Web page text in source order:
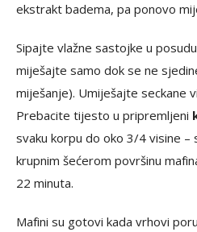
ekstrakt badema, pa ponovo
Sipajte vlažne sastojke u
miješajte samo dok se ne
miješanje). Umiješajte seckane
Prebacite tijesto u pripremljeni
svaku korpu do oko 3/4 visine –
krupnim šećerom površinu
22 minuta.
Mafini su gotovi kada vrhovi